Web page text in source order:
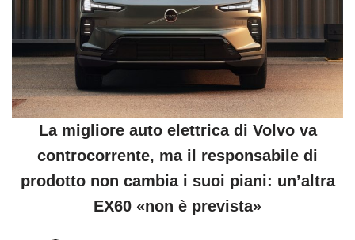
La migliore auto elettrica di Volvo va
controcorrente, ma il responsabile di
prodotto non cambia i suoi piani: un’altra
EX60 «non è prevista»